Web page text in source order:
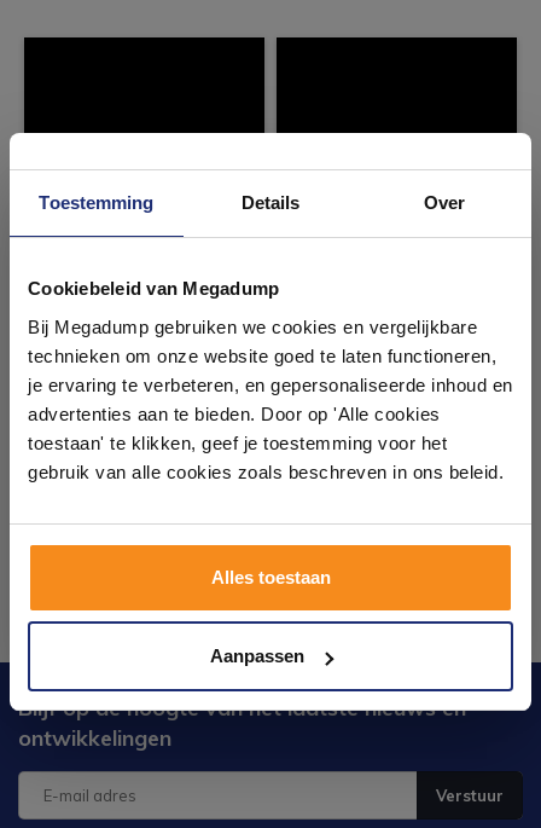
Toestemming Details Over
Cookiebeleid van Megadump
Bij Megadump gebruiken we cookies en vergelijkbare
technieken om onze website goed te laten functioneren,
je ervaring te verbeteren, en gepersonaliseerde inhoud en
advertenties aan te bieden. Door op 'Alle cookies
toestaan' te klikken, geef je toestemming voor het
gebruik van alle cookies zoals beschreven in ons beleid.
Alles toestaan
Aanpassen
Blijf op de hoogte van het laatste nieuws en
ontwikkelingen
Verstuur
badkamers in onze 1000 m²
showroom
Laat je inspireren door 21 volledig ingerichte
badkameropstellingen – van compact tot luxe. Onze
ervaren adviseurs helpen je persoonlijk, en je vindt
tegels & sanitair direct uit voorraad. Gratis parkeren
op eigen terrein.
Kom langs en ervaar zelf het verschil!